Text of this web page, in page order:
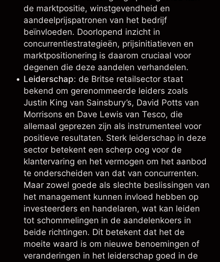
de marktpositie, winstgevendheid en
aandeelprijspatronen van het bedrijf
beïnvloeden. Doorlopend inzicht in
concurrentiestrategieën, prijsinitiatieven en
marktpositionering is daarom cruciaal voor
degenen die deze aandelen verhandelen.
Leiderschap: de Britse retailsector staat
bekend om gerenommeerde leiders zoals
Justin King van Sainsbury’s, David Potts van
Morrisons en Dave Lewis van Tesco, die
allemaal geprezen zijn als instrumenteel voor
positieve resultaten. Sterk leiderschap in deze
sector betekent een scherp oog voor de
klantervaring en het vermogen om het aanbod
te onderscheiden van dat van concurrenten.
Maar zowel goede als slechte beslissingen van
het management kunnen invloed hebben op
investeerders en handelaren, wat kan leiden
tot schommelingen in de aandelenkoers in
beide richtingen. Dit betekent dat het de
moeite waard is om nieuwe benoemingen of
veranderingen in het leiderschap goed in de